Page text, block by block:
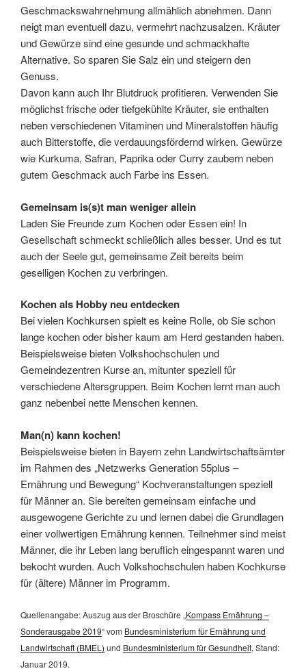
Geschmackswahrnehmung allmählich abnehmen. Dann
neigt man eventuell dazu, vermehrt nachzusalzen. Kräuter
und Gewürze sind eine gesunde und schmackhafte
Alternative. So sparen Sie Salz ein und steigern den
Genuss.
Davon kann auch Ihr Blutdruck profitieren. Verwenden Sie
möglichst frische oder tiefgekühlte Kräuter, sie enthalten
neben verschiedenen Vitaminen und Mineralstoffen häufig
auch Bitterstoffe, die verdauungsfördernd wirken. Gewürze
wie Kurkuma, Safran, Paprika oder Curry zaubern neben
gutem Geschmack auch Farbe ins Essen.
Gemeinsam is(s)t man weniger allein
Laden Sie Freunde zum Kochen oder Essen ein! In
Gesellschaft schmeckt schließlich alles besser. Und es tut
auch der Seele gut, gemeinsame Zeit bereits beim
geselligen Kochen zu verbringen.
Kochen als Hobby neu entdecken
Bei vielen Kochkursen spielt es keine Rolle, ob Sie schon
lange kochen oder bisher kaum am Herd gestanden haben.
Beispielsweise bieten Volkshochschulen und
Gemeindezentren Kurse an, mitunter speziell für
verschiedene Altersgruppen. Beim Kochen lernt man auch
ganz nebenbei nette Menschen kennen.
Man(n) kann kochen!
Beispielsweise bieten in Bayern zehn Landwirtschaftsämter
im Rahmen des „Netzwerks Generation 55plus –
Ernährung und Bewegung“ Kochveranstaltungen speziell
für Männer an. Sie bereiten gemeinsam einfache und
ausgewogene Gerichte zu und lernen dabei die Grundlagen
einer vollwertigen Ernährung kennen. Teilnehmer sind meist
Männer, die ihr Leben lang beruflich eingespannt waren und
bekocht wurden. Auch Volkshochschulen haben Kochkurse
für (ältere) Männer im Programm.
Quellenangabe: Auszug aus der Broschüre „Kompass Ernährung –
Sonderausgabe 2019“ vom Bundesministerium für Ernährung und
Landwirtschaft (BMEL) und Bundesministerium für Gesundheit, Stand:
Januar 2019.